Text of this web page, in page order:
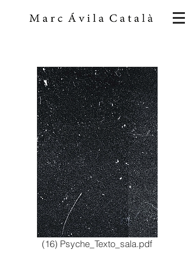
(16) Psyche_Texto_sala.pdf